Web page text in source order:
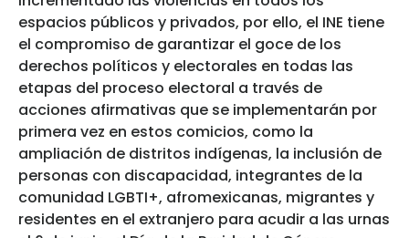
espacios públicos y privados, por ello, el INE tiene
el compromiso de garantizar el goce de los
derechos políticos y electorales en todas las
etapas del proceso electoral a través de
acciones afirmativas que se implementarán por
primera vez en estos comicios, como la
ampliación de distritos indígenas, la inclusión de
personas con discapacidad, integrantes de la
comunidad LGBTI+, afromexicanas, migrantes y
residentes en el extranjero para acudir a las urnas